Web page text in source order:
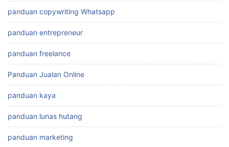
panduan copywriting Whatsapp
panduan entrepreneur
panduan freelance
Panduan Jualan Online
panduan kaya
panduan lunas hutang
panduan marketing